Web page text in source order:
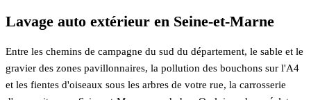
Lavage auto extérieur en Seine-et-Marne
Entre les chemins de campagne du sud du département, le sable et le
gravier des zones pavillonnaires, la pollution des bouchons sur l'A4
et les fientes d'oiseaux sous les arbres de votre rue, la carrosserie